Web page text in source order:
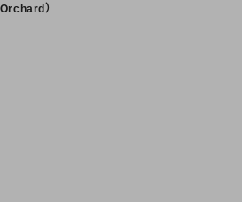
）